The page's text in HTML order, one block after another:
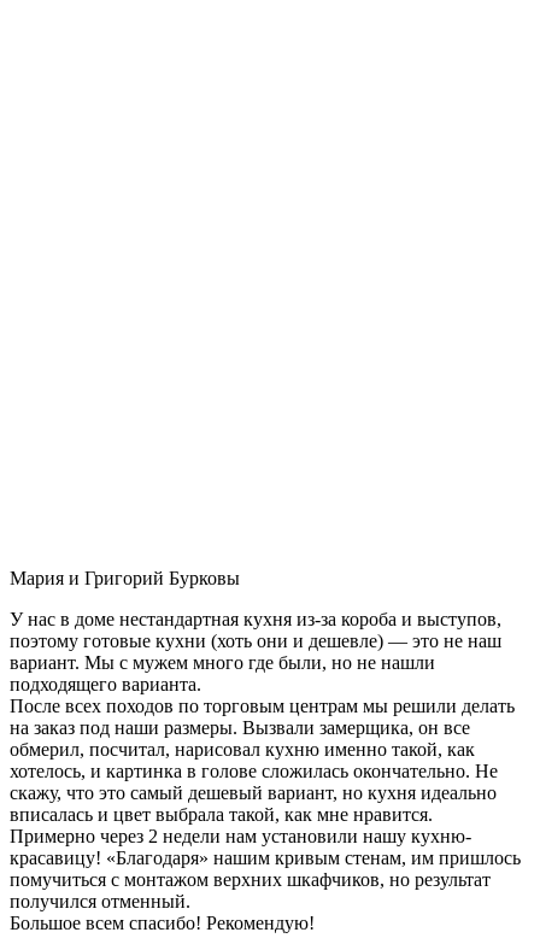
Мария и Григорий Бурковы
У нас в доме нестандартная кухня из-за короба и выступов,
поэтому готовые кухни (хоть они и дешевле) — это не наш
вариант. Мы с мужем много где были, но не нашли
подходящего варианта.
После всех походов по торговым центрам мы решили делать
на заказ под наши размеры. Вызвали замерщика, он все
обмерил, посчитал, нарисовал кухню именно такой, как
хотелось, и картинка в голове сложилась окончательно. Не
скажу, что это самый дешевый вариант, но кухня идеально
вписалась и цвет выбрала такой, как мне нравится.
Примерно через 2 недели нам установили нашу кухню-
красавицу! «Благодаря» нашим кривым стенам, им пришлось
помучиться с монтажом верхних шкафчиков, но результат
получился отменный.
Большое всем спасибо! Рекомендую!